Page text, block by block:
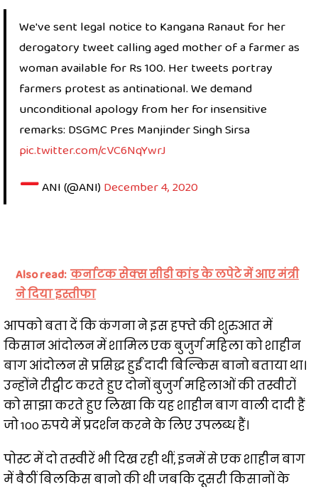
We've sent legal notice to Kangana Ranaut for her
derogatory tweet calling aged mother of a farmer as
woman available for Rs 100. Her tweets portray
farmers protest as antinational. We demand
unconditional apology from her for insensitive
remarks: DSGMC Pres Manjinder Singh Sirsa
pic.twitter.com/cVC6NqYwrJ
—ANI (@ANI)December 4, 2020
Also read: कर्नाटक सेक्स सीडी कांड के लपेटे में आए मंत्री
ने दिया इस्तीफा
आपको बता दें कि कंगना ने इस हफ्ते की शुरुआत में
किसान आंदोलन में शामिल एक बुजुर्ग महिला को शाहीन
बाग आंदोलन से प्रसिद्ध हुईं दादी बिल्किस बानो बताया था।
उन्होंने रीट्वीट करते हुए दोनों बुजुर्ग महिलाओं की तस्वीरों
को साझा करते हुए लिखा कि यह शाहीन बाग वाली दादी हैं
जो 100 रुपये में प्रदर्शन करने के लिए उपलब्ध हैं।
पोस्ट में दो तस्वीरें भी दिख रही थीं, इनमें से एक शाहीन बाग
में बैठीं बिलकिस बानो की थी जबकि दूसरी किसानों के